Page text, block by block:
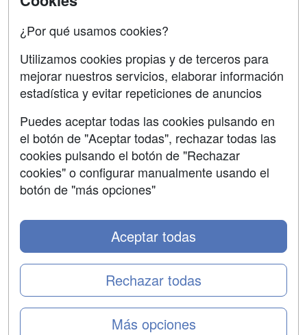
Contactar
Confidencialidad
Aviso legal
Copyleft
¿Por qué usamos cookies?
Utilizamos cookies propias y de terceros para
mejorar nuestros servicios, elaborar información
estadística y evitar repeticiones de anuncios
Puedes aceptar todas las cookies pulsando en
el botón de "Aceptar todas", rechazar todas las
cookies pulsando el botón de "Rechazar
cookies" o configurar manualmente usando el
botón de "más opciones"
Más opciones
Rechazar todas
Aceptar todas